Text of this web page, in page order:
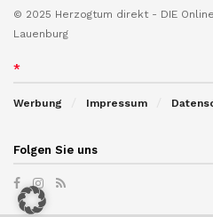
© 2025 Herzogtum direkt - DIE
Lauenburg
*
Werbung Impressum
Folgen Sie uns